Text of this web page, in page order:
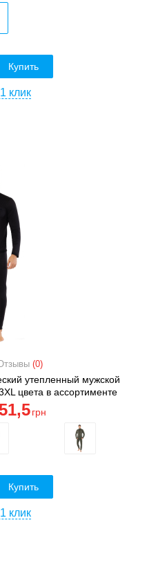
Купить
клик
(0)
утепленный мужской
цвета в ассортименте
,5 грн
Купить
клик